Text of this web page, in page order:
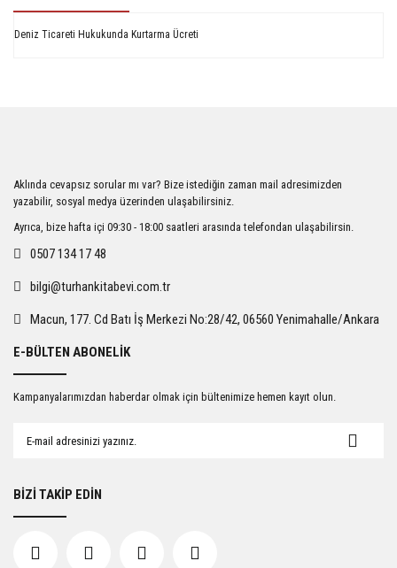
Deniz Ticareti Hukukunda Kurtarma Ücreti
Ürün açıklamasında eksik bilgiler bulunuyor.
Ürün bilgilerinde hatalar bulunuyor.
Ürün fiyatı diğer sitelerden daha pahalı.
Gönder
Aklında cevapsız sorular mı var? Bize istediğin zaman mail adresimizden
yazabilir, sosyal medya üzerinden ulaşabilirsiniz.
Ayrıca, bize hafta içi 09:30 - 18:00 saatleri arasında telefondan ulaşabilirsin.
0507 134 17 48
bilgi@turhankitabevi.com.tr
Macun, 177. Cd Batı İş Merkezi No:28/42, 06560 Yenimahalle/Ankara
E-BÜLTEN ABONELİK
Kampanyalarımızdan haberdar olmak için bültenimize hemen kayıt olun.
BİZİ TAKİP EDİN